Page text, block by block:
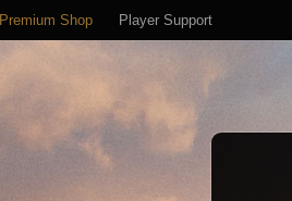
Premium Shop Player Support